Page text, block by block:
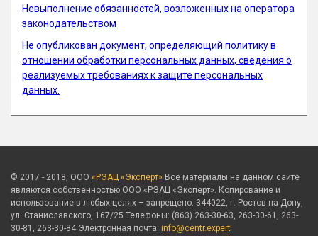
Невыполнение обязанностей, возложенных на оператора
законодательством
Не опубликован документ, определяющий политику в
отношении обработки персональных данных, сведения о
реализуемых требованиях к защите персональных
данных.
© 2017 - 2018, ООО «РЭАЦ «Эксперт» Все материалы на данном сайте
являются собственностью ООО «РЭАЦ «Эксперт». Копирование и
использование в любых целях – запрещено. 344022, г. Ростов-на-Дону,
ул. Станиславского, 167/25 Телефоны: (863) 263-30-63, 263-30-61, 263-
30-81, 263-30-84 Электронная почта: info@centr.expert